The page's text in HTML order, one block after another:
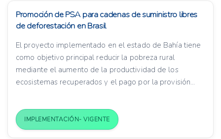
Promoción de PSA para cadenas de suministro libres
de deforestación en Brasil
El proyecto implementado en el estado de Bahía tiene
como objetivo principal reducir la pobreza rural
mediante el aumento de la productividad de los
ecosistemas recuperados y el pago por la provisión...
IMPLEMENTACIÓN- VIGENTE